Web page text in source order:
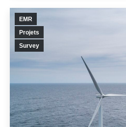
EMR
Projets
Survey